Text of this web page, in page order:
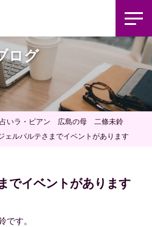
ログ
占いラ・ビアン 広島の母 二條未鈴
ェルパルテさまでイベントがあります
でイベントがあります
です。